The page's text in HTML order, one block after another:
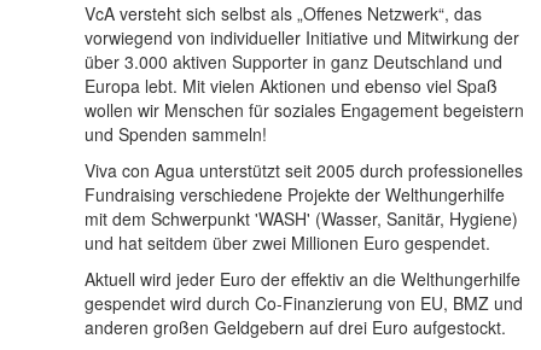
VcA versteht sich selbst als „Offenes Netzwerk“, das
vorwiegend von individueller Initiative und Mitwirkung der
über 3.000 aktiven Supporter in ganz Deutschland und
Europa lebt. Mit vielen Aktionen und ebenso viel Spaß
wollen wir Menschen für soziales Engagement begeistern
und Spenden sammeln!
Viva con Agua unterstützt seit 2005 durch professionelles
Fundraising verschiedene Projekte der Welthungerhilfe
mit dem Schwerpunkt 'WASH' (Wasser, Sanitär, Hygiene)
und hat seitdem über zwei Millionen Euro gespendet.
Aktuell wird jeder Euro der effektiv an die Welthungerhilfe
gespendet wird durch Co-Finanzierung von EU, BMZ und
anderen großen Geldgebern auf drei Euro aufgestockt.